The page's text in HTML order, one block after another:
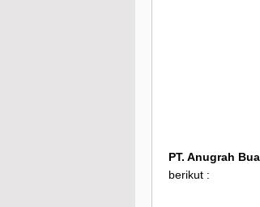
PT. Anugrah
berikut :